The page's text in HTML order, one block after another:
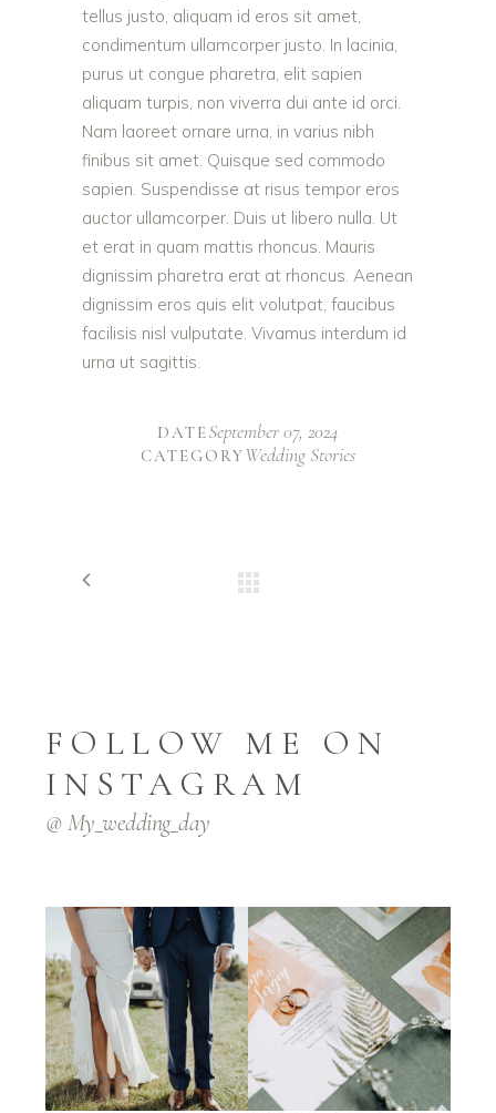
tellus justo, aliquam id eros sit amet,
condimentum ullamcorper justo. In lacinia,
purus ut congue pharetra, elit sapien
aliquam turpis, non viverra dui ante id orci.
Nam laoreet ornare urna, in varius nibh
finibus sit amet. Quisque sed commodo
sapien. Suspendisse at risus tempor eros
auctor ullamcorper. Duis ut libero nulla. Ut
et erat in quam mattis rhoncus. Mauris
dignissim pharetra erat at rhoncus. Aenean
dignissim eros quis elit volutpat, faucibus
facilisis nisl vulputate. Vivamus interdum id
urna ut sagittis.
DATESeptember 07, 2024
CATEGORY Wedding Stories
FOLLOW ME ON
INSTAGRAM
@ My_wedding_day